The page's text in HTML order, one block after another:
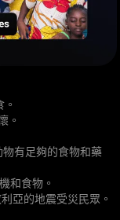
。
有足夠的食物和藥
和食物。
亞的地震受災民眾。